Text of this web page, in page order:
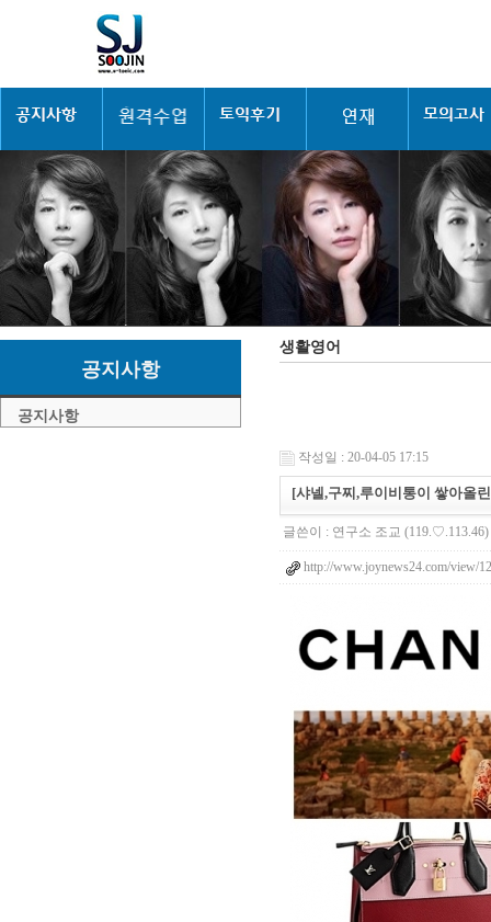
공지사항
공지사항
생활영어
작성일 : 20-04-05 17:15
[샤넬,구찌,루이비통이 쌓아올
글쓴이 : 연구소 조교 (119.♡.113.46)
http://www.joynews24.com/view/